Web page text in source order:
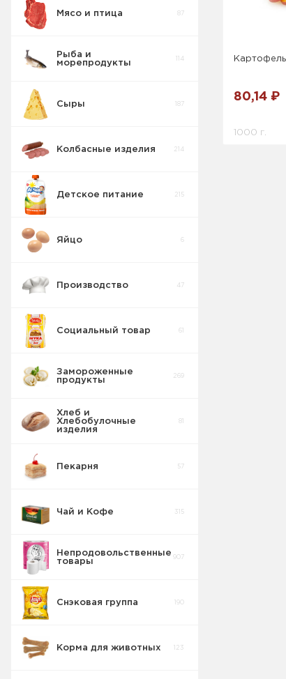
Консервы
Соленья
Мясо и птица 87
Рыба и
морепродукты
114
Сыры 187
Колбасные изделия 214
Детское питание 215
Яйцо 6
Производство 47
Социальный товар 61
Замороженные
продукты
269
Хлеб и
Хлебобулочные
изделия
81
Пекарня 57
Чай и Кофе 315
Непродовольственные
товары
907
Снэковая группа 190
Корма для животных 123
80,14 ₽
1000 г.